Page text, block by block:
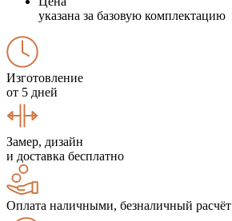
указана за базовую комплектацию
Изготовление
от 5 дней
Замер, дизайн
и доставка бесплатно
Оплата наличными, безналичный расчёт